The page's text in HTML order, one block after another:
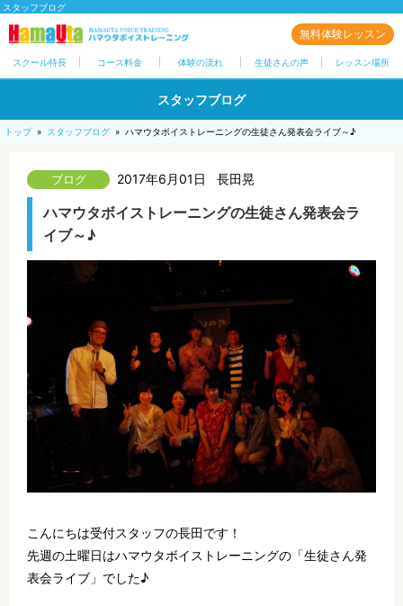
スタッフブログ
無料体験レッスン
スクール特長 コース料金 体験の流れ 生徒さんの声 レッスン場所
スタッフブログ
トップ» スタッフブログ » ハマウタボイストレーニングの生徒さん発表会ライブ～♪
2017年6月01日 長田晃
ハマウタボイストレーニングの生徒さん発表会ラ
イブ～♪
こんにちは受付スタッフの長田です！
先週の土曜日はハマウタボイストレーニングの「生徒さん発
表会ライブ」でした♪